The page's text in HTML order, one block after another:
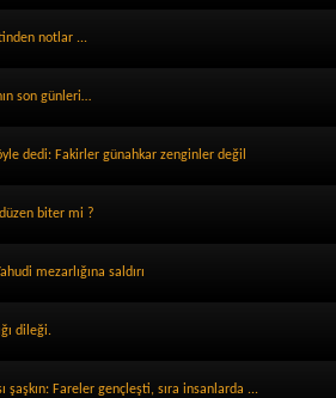
notlar ...
son günleri…
dedi: Fakirler günahkar zenginler değil
biter mi ?
mezarlığına saldırı
dileği.
şaşkın: Fareler gençleşti, sıra insanlarda ...